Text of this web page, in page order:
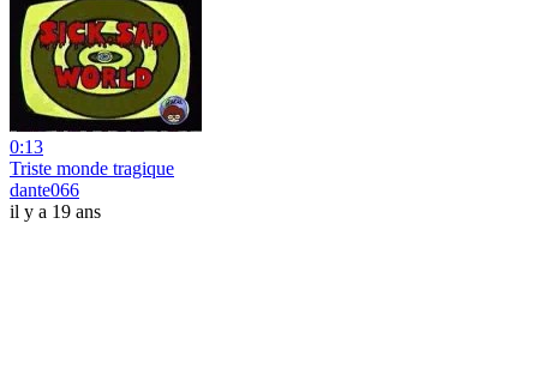
0:13
Triste monde tragique
dante066
il y a 19 ans